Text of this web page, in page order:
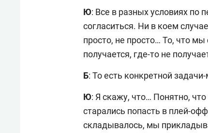
Ю: Все в разных условиях
согласиться. Ни в коем
просто, не просто… То, что
получается, где-то не
Б: То есть конкретной
Ю: Я скажу, что… Понятно,
старались попасть в плей-
складывалось, мы